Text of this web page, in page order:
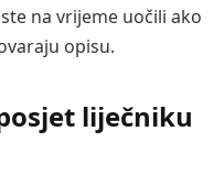
na vrijeme uočili ako
opisu.
liječniku